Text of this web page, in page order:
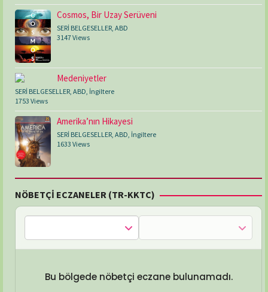
Cosmos, Bir Uzay Serüveni
SERİ BELGESELLER, ABD
3147 Views
Medeniyetler
SERİ BELGESELLER, ABD, İngiltere
1753 Views
Amerika’nın Hikayesi
SERİ BELGESELLER, ABD, İngiltere
1633 Views
NÖBETÇİ ECZANELER (TR-KKTC)
Bu bölgede nöbetçi eczane bulunamadı.